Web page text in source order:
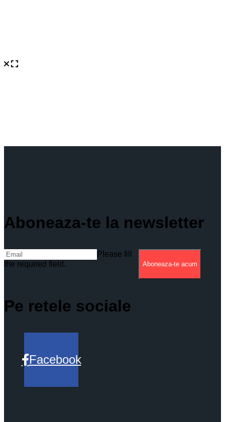
Aboneaza-te la newsletter
Please fill
the required field.
Aboneaza-te acum
Pe retele sociale
Facebook